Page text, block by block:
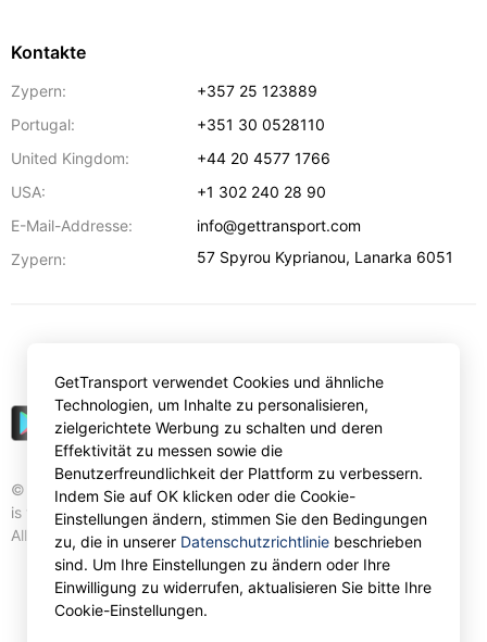
Kontakte
Zypern:
+357 25 123889
Portugal:
+351 30 0528110
United Kingdom:
+44 20 4577 1766
USA:
+1 302 240 28 90
E-Mail-Addresse:
info@gettransport.com
Zypern:
57 Spyrou Kyprianou, Lanarka 6051
© Gettransport International Limited. GetTransport®
is trademark of Gettransport International Limited.
All rights reserved.
GetTransport verwendet Cookies und ähnliche
Technologien, um Inhalte zu personalisieren,
zielgerichtete Werbung zu schalten und deren
Effektivität zu messen sowie die
Benutzerfreundlichkeit der Plattform zu verbessern.
Indem Sie auf OK klicken oder die Cookie-
Einstellungen ändern, stimmen Sie den Bedingungen
zu, die in unserer Datenschutzrichtlinie beschrieben
sind. Um Ihre Einstellungen zu ändern oder Ihre
Einwilligung zu widerrufen, aktualisieren Sie bitte Ihre
Cookie-Einstellungen.